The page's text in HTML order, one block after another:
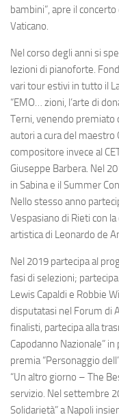
bambini”, apre il
Vaticano.
Nel corso degli anni si
lezioni di pianoforte.
vari tour estivi in tutto il
“EMO… zioni, l’arte di
Terni, venendo premiato
autori a cura del maestro
compositore invece al
Giuseppe Barbera. Nel
in Sabina e il Summer
Nello stesso anno
Vespasiano di Rieti con
artistica di Leonardo de
Nel 2019 partecipa al
fasi di selezioni;
Lewis Capaldi e Robbie
disputatasi nel Forum di
finalisti, partecipa alla
Capodanno Nazionale”
premia “Personaggio
“Un altro giorno – The
servizio. Nel settembre
Solidarietà” a Napoli